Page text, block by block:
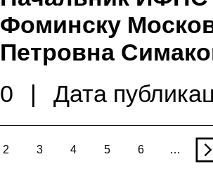
Фоминску
Петровна
0
| Дата
2 3 4 5 6 … n